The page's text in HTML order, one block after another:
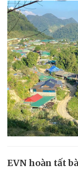
EVN hoàn tất